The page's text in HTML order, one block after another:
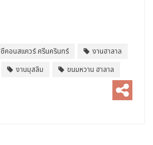
ซีคอนสแควร์ ศรีนครินทร์
งานฮาลาล
งานมุสลิม ขนมหวาน ฮาลาล